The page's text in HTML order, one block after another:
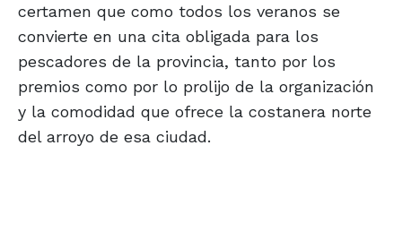
certamen que como todos los veranos se
convierte en una cita obligada para los
pescadores de la provincia, tanto por los
premios como por lo prolijo de la organización
y la comodidad que ofrece la costanera norte
del arroyo de esa ciudad.